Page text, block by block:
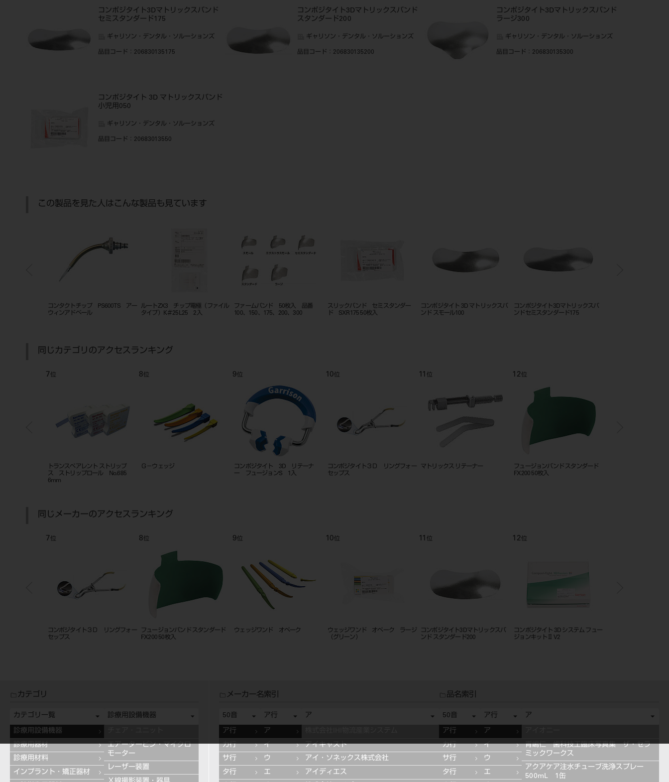
コンポジタイト3Dマトリックスバンド
セミスタンダード175
ギャリソン・デンタル・ソルーションズ
品目コード ：206830135175
コンポジタイト3Dマトリックスバンド
スタンダード200
ギャリソン・デンタル・ソルーションズ
品目コード ：206830135200
コンポジタイト3Dマトリックスバンド
ラージ300
ギャリソン・デンタル・ソルーションズ
品目コード ：206830135300
コンポジタイト 3D マトリックスバンド
小児用050
ギャリソン・デンタル・ソルーションズ
品目コード ：20683013550
この製品を見た人はこんな製品も見ています
コンタクトチップ PS600TS アー
ウィンアドベール
ルートZX3 チップ電極（ファイル
タイプ）K＃25L25 2入
ファームバンド 50枚入 品番
100、150、175、200、300
スリックバンド セミスタンダー
ド SXR175 50枚入
コンポジタイト 3D マトリックスバ
ンド スモール100
コンポジタイト3Dマトリックスバ
ンドセミスタンダード175
同じカテゴリのアクセスランキング
7 位
トランスペアレント ストリップ
ス ストリップロール No.685
6mm
8位
Ｇ－ウェッジ
9位
コンポジタイト 3D リテーナ
ー フュージョンS 1入
10位
コンポジタイト３Ｄ リングフォー
セップス
11 位
マトリックス リテーナー
12 位
フュージョンバンド スタンダード
FX200 50枚入
同じメーカーのアクセスランキング
7 位
コンポジタイト３Ｄ リングフォー
セップス
8位
フュージョンバンド スタンダード
FX200 50枚入
9位
ウェッジワンド オペーク
10位
ウェッジワンド オペーク ラージ
（グリーン）
11 位
コンポジタイト3Dマトリックスバ
ンド スタンダード200
12 位
コンポジタイト 3D システム フュー
ジョンキットⅡ V2
カテゴリ
カテゴリ一覧
診療用設備機器
診療用器材
診療用材料
インプラント・矯正器材
診療用設備機器
エアータービン・マイクロ
モーター
レーザー装置
メーカー名索引
50音
ア行
カ行
サ行
タ行
ア行
ア
イ
ウ
エ
ア
アイキャスト
アイ・ソネックス株式会社
アイディエス
品名索引
50音
ア行
カ行
サ行
タ行
ア行
ア
イ
ウ
エ
ア
青嶋仁 歯科技工臨床写真集 ザ・セラ
ミックワークス
アクアケア注水チューブ洗浄スプレー
500mL 1缶